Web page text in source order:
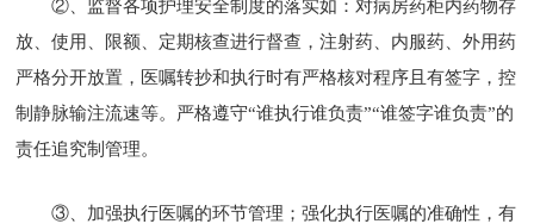
②、监督各项护理安全制度的落实如：对病房药柜内药物存
放、使用、限额、定期核查进行督查，注射药、内服药、外用药
严格分开放置，医嘱转抄和执行时有严格核对程序且有签字，控
制静脉输注流速等。严格遵守“谁执行谁负责”“谁签字谁负责”的
责任追究制管理。
③、加强执行医嘱的环节管理；强化执行医嘱的准确性，有